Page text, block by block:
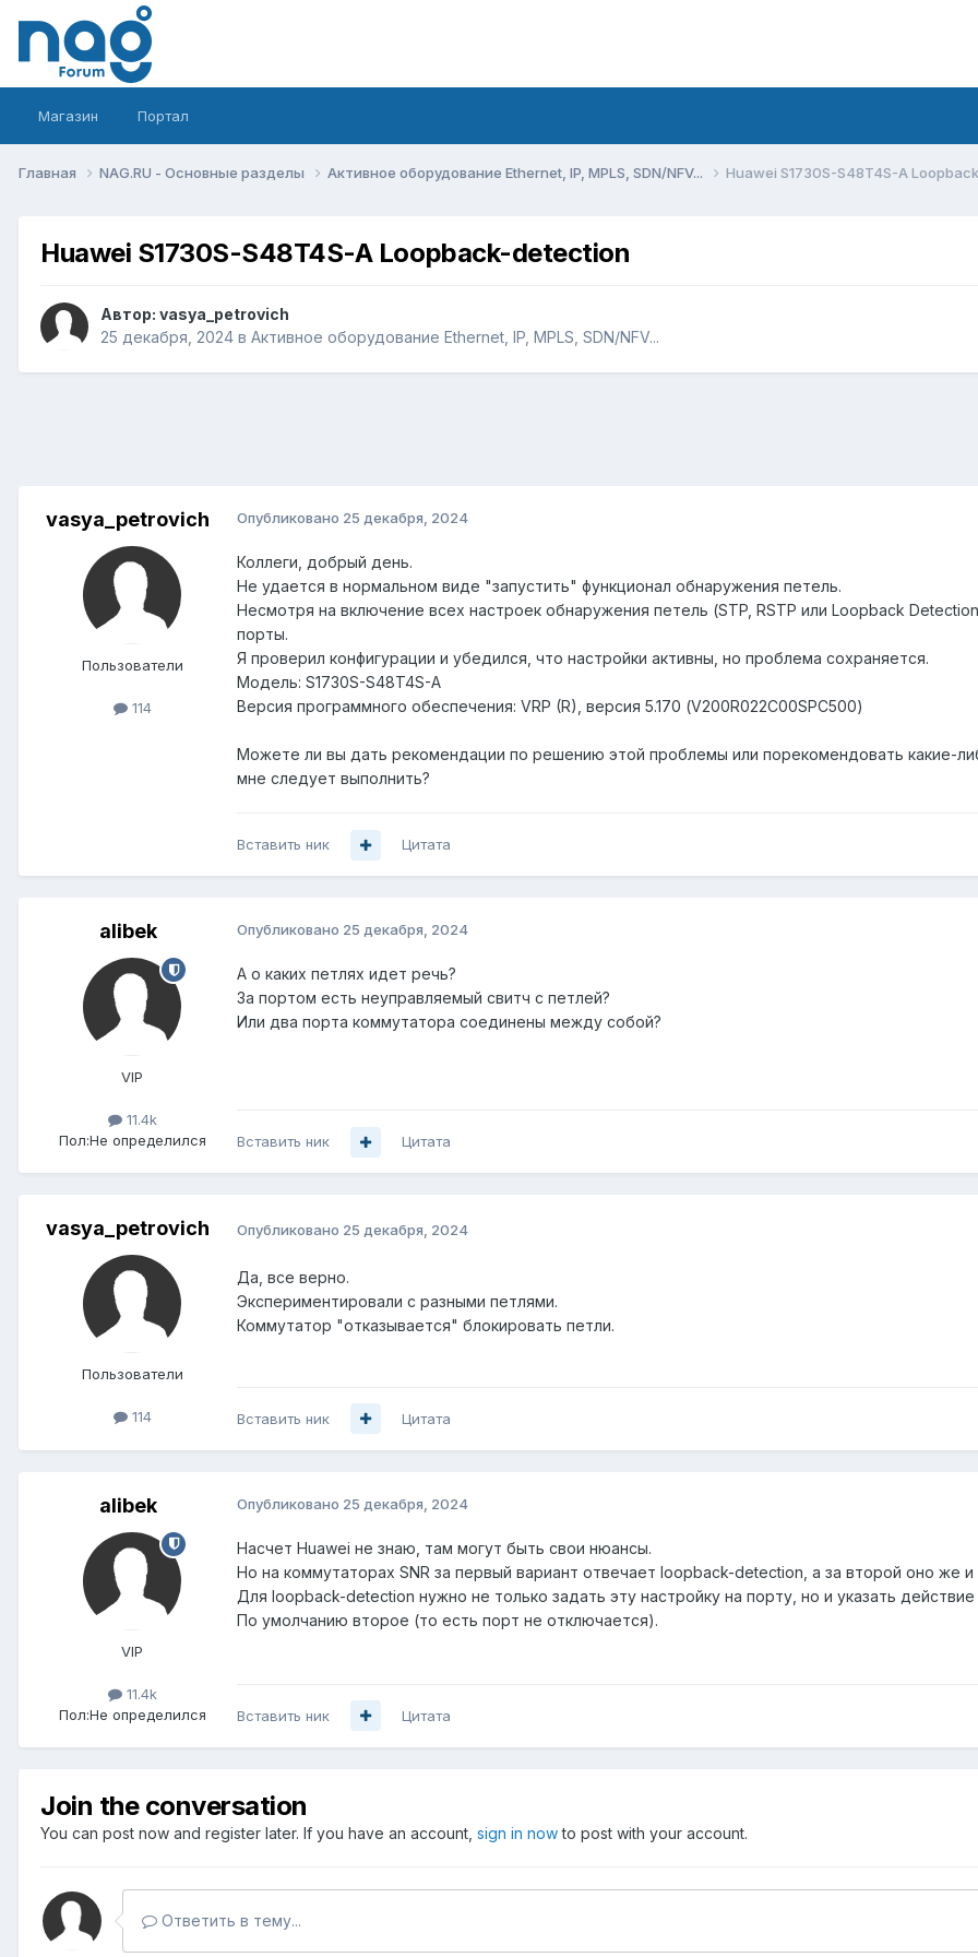
Магазин Портал
Главная NAG.RU - Основные разделы Активное оборудование Ethernet, IP, MPLS, SDN/NFV... Huawei S1730S-S48T4S-A
Huawei S1730S-S48T4S-A Loopback-detection
Автор: vasya_petrovich
25 декабря, 2024 в Активное оборудование Ethernet, IP, MPLS, SDN/NFV...
vasya_petrovich
Пользователи
114
Опубликовано 25 декабря, 2024
Коллеги, добрый день.
Не удается в нормальном виде "запустить" функционал обнаружения петель.
Несмотря на включение всех настроек обнаружения петель (STP, RSTP или Loopback
порты.
Я проверил конфигурации и убедился, что настройки активны, но проблема сохраняется.
Модель: S1730S-S48T4S-A
Версия программного обеспечения: VRP (R), версия 5.170 (V200R022C00SPC500)
Можете ли вы дать рекомендации по решению этой проблемы или порекомендовать какие-
мне следует выполнить?
Вставить ник Цитата
alibek
VIP
11.4k
Пол:Не определился
Опубликовано 25 декабря, 2024
А о каких петлях идет речь?
За портом есть неуправляемый свитч с петлей?
Или два порта коммутатора соединены между собой?
Вставить ник Цитата
vasya_petrovich
Пользователи
114
Опубликовано 25 декабря, 2024
Да, все верно.
Экспериментировали с разными петлями.
Коммутатор "отказывается" блокировать петли.
Вставить ник Цитата
alibek
VIP
11.4k
Пол:Не определился
Опубликовано 25 декабря, 2024
Насчет Huawei не знаю, там могут быть свои нюансы.
Но на коммутаторах SNR за первый вариант отвечает loopback-detection, а за второй оно же и
Для loopback-detection нужно не только задать эту настройку на порту, но и указать
По умолчанию второе (то есть порт не отключается).
Вставить ник Цитата
Join the conversation
You can post now and register later. If you have an account, sign in nowto post with your account.
Ответить в тему...